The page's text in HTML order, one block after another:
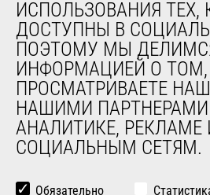
Контакты
Юридическая информация
Мероприятия
Новости
История
General Terms and Conditions of
ДРУГИЕ САЙТЫ ГРУППЫ
ИСПОЛЬЗОВАНИЯ ТЕХ,
ДОСТУПНЫ В
ПОЭТОМУ МЫ
ИНФОРМАЦИЕЙ О
ПРОСМАТРИВАЕТЕ
НАШИМИ
АНАЛИТИКЕ, РЕКЛАМЕ
СОЦИАЛЬНЫМ СЕТЯМ.
Обязательно